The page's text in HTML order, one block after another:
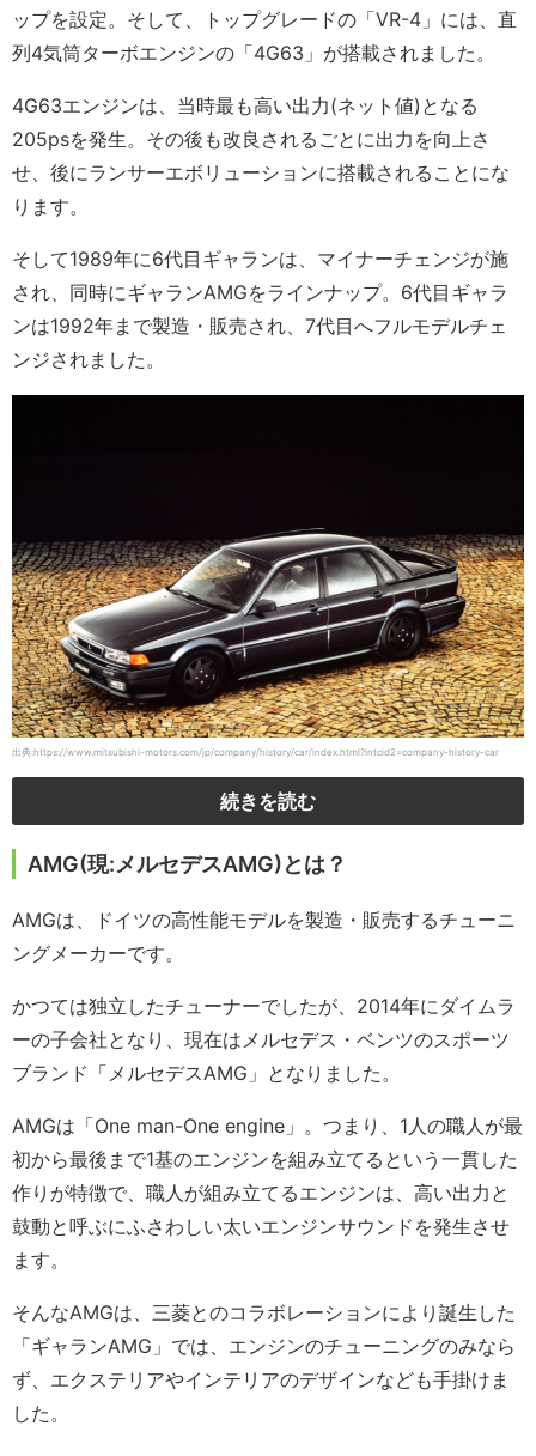
ップを設定。そして、トップグレードの「VR-4」には、直
列4気筒ターボエンジンの「4G63」が搭載されました。
4G63エンジンは、当時最も高い出力(ネット値)となる
205psを発生。その後も改良されるごとに出力を向上さ
せ、後にランサーエボリューションに搭載されることにな
ります。
そして1989年に6代目ギャランは、マイナーチェンジが施
され、同時にギャランAMGをラインナップ。6代目ギャラ
ンは1992年まで製造・販売され、7代目へフルモデルチェ
ンジされました。
出典:https://www.mitsubishi-motors.com/jp/company/history/car/index.html?intcid2=company-history-car
続きを読む
AMG(現:メルセデスAMG)とは？
AMGは、ドイツの高性能モデルを製造・販売するチューニ
ングメーカーです。
かつては独立したチューナーでしたが、2014年にダイムラ
ーの子会社となり、現在はメルセデス・ベンツのスポーツ
ブランド「メルセデスAMG」となりました。
AMGは「One man-One engine」。つまり、1人の職人が最
初から最後まで1基のエンジンを組み立てるという一貫した
作りが特徴で、職人が組み立てるエンジンは、高い出力と
鼓動と呼ぶにふさわしい太いエンジンサウンドを発生させ
ます。
そんなAMGは、三菱とのコラボレーションにより誕生した
「ギャランAMG」では、エンジンのチューニングのみなら
ず、エクステリアやインテリアのデザインなども手掛けま
した。